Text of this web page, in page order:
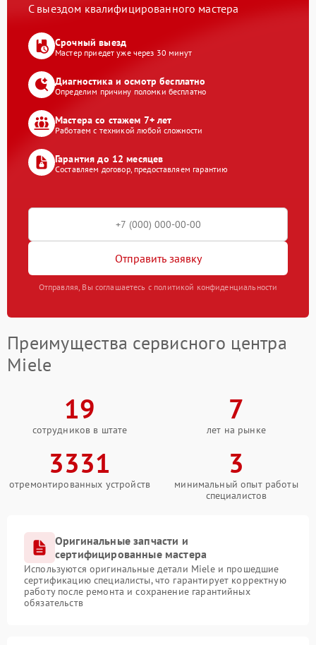
С выездом квалифицированного мастера
Срочный выезд
Мастер приедет уже через 30 минут
Диагностика и осмотр бесплатно
Определим причину поломки бесплатно
Мастера со стажем 7+ лет
Работаем с техникой любой сложности
Гарантия до 12 месяцев
Составляем договор, предоставляем гарантию
Отправить заявку
Отправляя, Вы соглашаетесь с политикой конфиденциальности
Преимущества сервисного центра
Miele
19
сотрудников в штате
7
лет на рынке
3331
отремонтированных устройств
3
минимальный опыт работы
специалистов
Оригинальные запчасти и
сертифицированные мастера
Используются оригинальные детали Miele и прошедшие
сертификацию специалисты, что гарантирует корректную
работу после ремонта и сохранение гарантийных
обязательств